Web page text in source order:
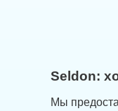
Seldon:
Мы